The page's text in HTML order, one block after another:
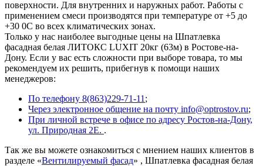
поверхности. Для внутренних и наружных работ. Работы с
применением смеси производятся при температуре от +5 до
+30 0С во всех климатических зонах.
Только у нас наиболее выгодные цены на Шпатлевка
фасадная белая ЛИТОКС LUXIT 20кг (63м) в Ростове-на-
Дону. Если у вас есть сложности при выборе товара, то мы
рекомендуем их решить, прибегнув к помощи наших
менеджеров:
По телефону 8(863)229-71-11;
Через электронное общение на почту info@optrostov.ru;
При личной встрече в офисе по адресу Ростов-на-Дону,
ул. Природная 2Е. .
Так же вы можете ознакомиться с мнением наших клиентов в
разделе «Вентилируемый фасад» , Шпатлевка фасадная белая